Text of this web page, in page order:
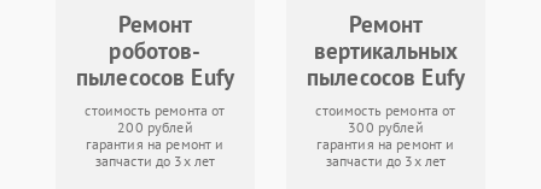
Ремонт
роботов-
пылесосов Eufy
стоимость ремонта от
200 рублей
гарантия на ремонт и
запчасти до 3х лет
Ремонт
вертикальных
пылесосов Eufy
стоимость ремонта от
300 рублей
гарантия на ремонт и
запчасти до 3х лет